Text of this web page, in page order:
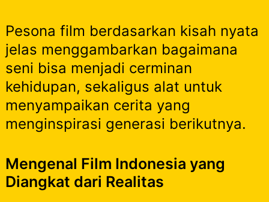
Pesona film berdasarkan kisah nyata
jelas menggambarkan bagaimana
seni bisa menjadi cerminan
kehidupan, sekaligus alat untuk
menyampaikan cerita yang
menginspirasi generasi berikutnya.
Mengenal Film Indonesia yang
Diangkat dari Realitas